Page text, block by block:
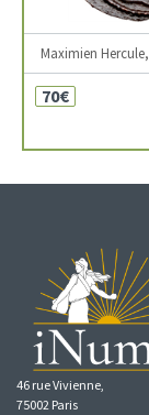
Maximien
70€
46 rue Vivienne,
75002 Paris